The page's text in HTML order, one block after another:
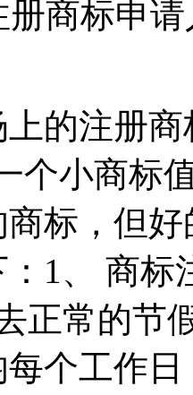
册商标申
的注册
个小商标
标，但
1、 商标
正常的节
个工作